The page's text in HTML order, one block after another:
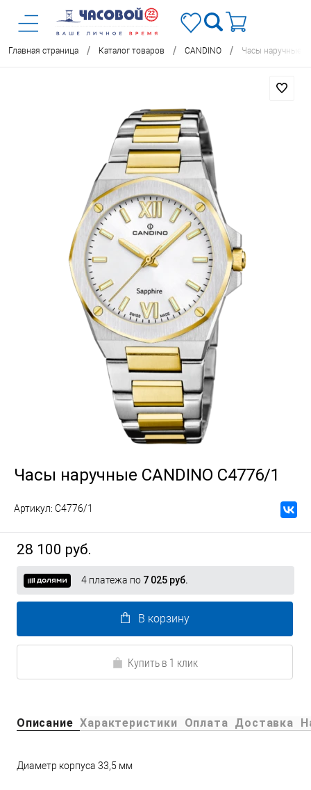
Главная страница / Каталог товаров / CANDINO / Часы наручные
Часы наручные CANDINO C4776/1
Артикул: C4776/1
28 100 руб.
4 платежа по 7 025 руб.
В корзину
Купить в 1 клик
Описание Характеристики Оплата Доставка
Диаметр корпуса 33,5 мм